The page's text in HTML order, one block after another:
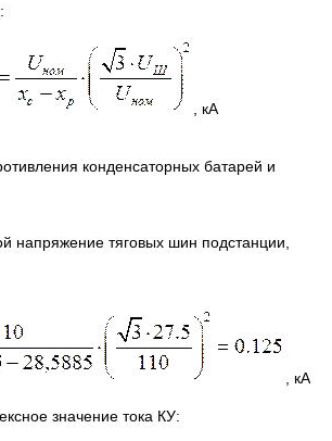
, кА
конденсаторных батарей и
напряжение тяговых шин подстанции,
, кА
значение тока КУ: